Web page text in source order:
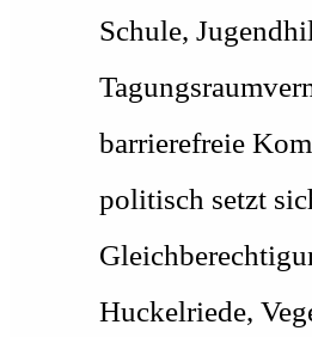
Schule,
barrierefreie
politisch setzt
Huckelriede,